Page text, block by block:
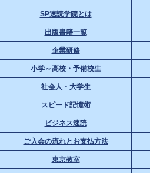
SP速読学院とは
出版書籍一覧
企業研修
小学～高校・予備校生
社会人・大学生
スピード記憶術
ビジネス速読
ご入会の流れとお支払方法
東京教室